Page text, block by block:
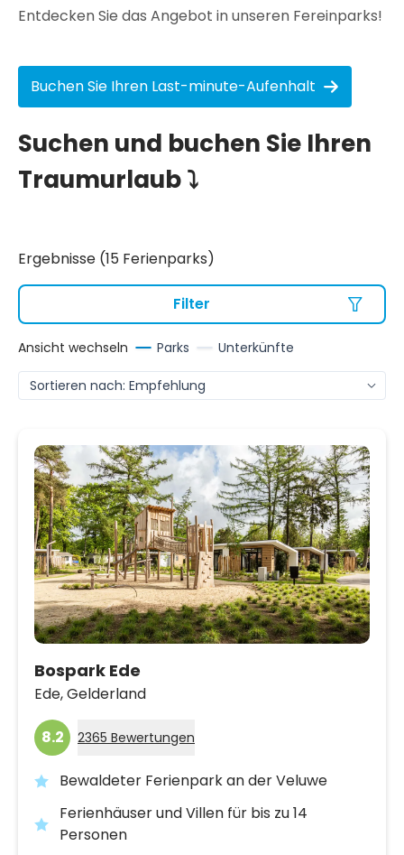
Entdecken Sie das Angebot in unseren Fereinparks!
Buchen Sie Ihren Last-minute-Aufenhalt
Suchen und buchen Sie Ihren
Traumurlaub ⤵
Ergebnisse (15 Ferienparks)
Filter
Ansicht wechseln Parks Unterkünfte
Bospark Ede
Ede,Gelderland
8.2 2365 Bewertungen
Bewaldeter Ferienpark an der Veluwe
Ferienhäuser und Villen für bis zu 14
Personen